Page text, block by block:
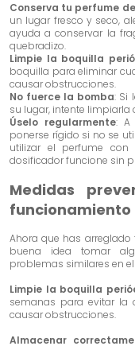
Conserva tu perfume
un lugar fresco y seco,
ayuda a conservar la
quebradizo.
Limpie la boquilla
boquilla para eliminar
causar obstrucciones.
No fuerce la bomba: Si
su lugar, intente
Úselo regularmente: A
ponerse rígido si no se
utilizar el perfume
dosificador funcione sin
Medidas
Ahora que has arreglado
buena idea tomar
problemas similares en
Limpie la boquilla
semanas para evitar la
causar obstrucciones.
Almacenar